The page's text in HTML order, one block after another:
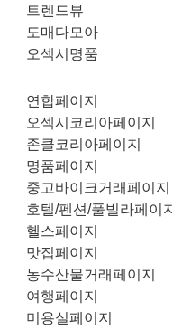
트렌드뷰
도매다모아
오섹시명품
연합페이지
오섹시코리아페이지
존클코리아페이지
명품페이지
중고바이크거래페이지
호텔/펜션/풀빌라페이지
헬스페이지
맛집페이지
농수산물거래페이지
여행페이지
미용실페이지